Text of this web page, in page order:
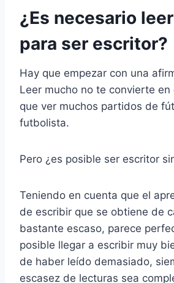
¿Es necesario
para ser escritor?
Hay que empezar con una
Leer mucho no te convierte en
que ver muchos partidos de
futbolista.
Pero ¿es posible ser escritor
Teniendo en cuenta que el
de escribir que se obtiene de
bastante escaso, parece
posible llegar a escribir muy
de haber leído demasiado,
escasez de lecturas sea